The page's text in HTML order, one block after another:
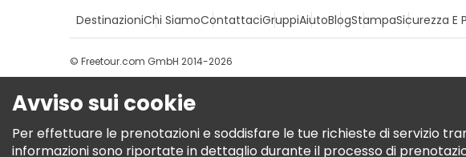
DestinazioniChi SiamoContattaciGruppiAiutoBlogStampaSicurezza E
© Freetour.com GmbH 2014-2026
Avviso sui cookie
Per effettuare le prenotazioni e soddisfare le tue richieste di servizio
informazioni sono riportate in dettaglio durante il processo di